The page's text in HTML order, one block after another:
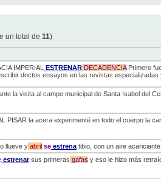
un total de 11)
IMPERIAL ESTRENARDECADENCIAPrimero
doctos ensayos en las revistas
la visita al campo municipal de Santa Isabel del
PISAR la acera experimenté en todo el cuerpo la
llueve yabrilseestrenatibio, con un aire acariciante.
estrenarsus primeras gafas y eso le hizo más